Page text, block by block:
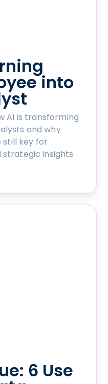
into
AI is transforming
and why
still key for
insights
6 Use